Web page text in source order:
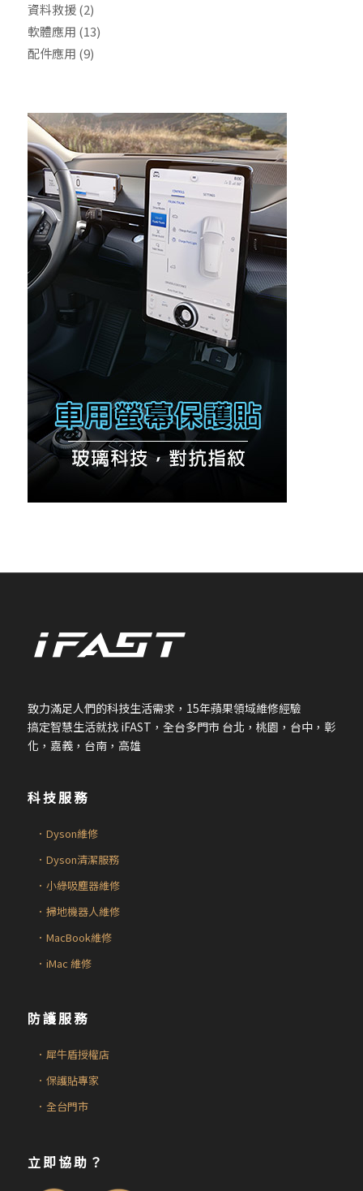
資料救援(2)
軟體應用 (13)
配件應用 (9)
致力滿足人們的科技生活需求， 15年蘋果領域維修經驗
搞定智慧生活就找 iFAST ，全台多門市 台北，桃園，台中，彰
化，嘉義，台南，高雄
科技服務
．Dyson維修
．Dyson清潔服務
．小綠吸塵器維修
．掃地機器人維修
．MacBook維修
．iMac 維修
防護服務
．犀牛盾授權店
．保護貼專家
．全台門市
立即協助？